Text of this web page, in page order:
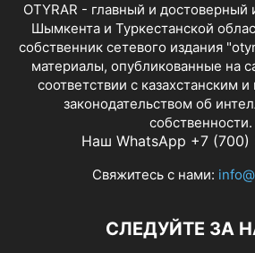
OTYRAR - главный и достоверный
Шымкента и Туркестанской
собственник сетевого издания
материалы, опубликованные на
соответствии с казахстанским
законодательством об
собственности.
Наш WhatsApp +7 (700)
Свяжитесь с нами:
СЛЕДУЙТЕ ЗА